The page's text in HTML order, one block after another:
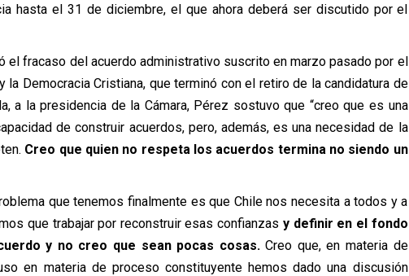
hasta el 31 de diciembre, el que ahora deberá ser discutido por el
el fracaso del acuerdo administrativo suscrito en marzo pasado por el
Democracia Cristiana, que terminó con el retiro de la candidatura de
a la presidencia de la Cámara, Pérez sostuvo que “creo que es una
de construir acuerdos, pero, además, es una necesidad de la
Creo que quien no respeta los acuerdos termina no siendo un
que tenemos finalmente es que Chile nos necesita a todos y a
que trabajar por reconstruir esas confianzas y definir en el fondo
y no creo que sean pocas cosas.Creo que, en materia de
en materia de proceso constituyente hemos dado una discusión